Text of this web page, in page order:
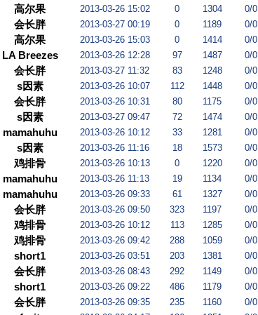
高尔果 2013-03-26 15:02 0 1304 0/0
会长胖 2013-03-27 00:19 0 1189 0/0
高尔果 2013-03-26 15:03 0 1414 0/0
LA Breezes 2013-03-26 12:28 97 1487 0/0
会长胖 2013-03-27 11:32 83 1248 0/0
s因素 2013-03-26 10:07 112 1448 0/0
会长胖 2013-03-26 10:31 80 1175 0/0
s因素 2013-03-27 09:47 72 1474 0/0
mamahuhu 2013-03-26 10:12 33 1281 0/0
s因素 2013-03-26 11:16 18 1573 0/0
鸡排骨 2013-03-26 10:13 0 1220 0/0
mamahuhu 2013-03-26 11:13 19 1134 0/0
mamahuhu 2013-03-26 09:33 61 1327 0/0
会长胖 2013-03-26 09:50 323 1197 0/0
鸡排骨 2013-03-26 10:12 113 1285 0/0
鸡排骨 2013-03-26 09:42 288 1059 0/0
short1 2013-03-26 03:51 203 1381 0/0
会长胖 2013-03-26 08:43 292 1149 0/0
short1 2013-03-26 09:22 486 1179 0/0
会长胖 2013-03-26 09:35 235 1160 0/0